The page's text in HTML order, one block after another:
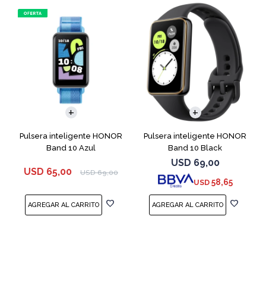
Pulsera inteligente HONOR
Band 10 Azul
USD 65,00 USD 69,00
Pulsera inteligente HONOR
Band 10 Black
USD 69,00
USD 58,65